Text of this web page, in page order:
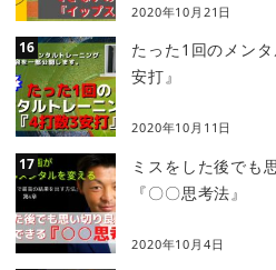
2020年10月21日
たった1回のメン
安打』
2020年10月11日
ミスをした後でも
『〇〇思考法』
2020年10月4日